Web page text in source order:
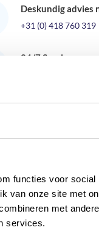
functies voor social
van onze site met
met
services.
van de Julabo
zal het
de optioneledeksel
kan ingesteld worden
Deskundig advies
+31 (0) 418 760 319
24/7 Service
bxdxh